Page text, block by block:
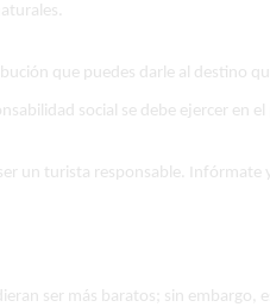
que puedes darle al destino
social se debe ejercer en
un turista responsable.
ser más baratos; sin